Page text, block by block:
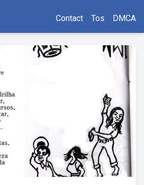
Contact Tos DMCA